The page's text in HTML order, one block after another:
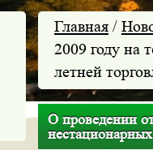
Главная /
2009 году на
летней
О проведении